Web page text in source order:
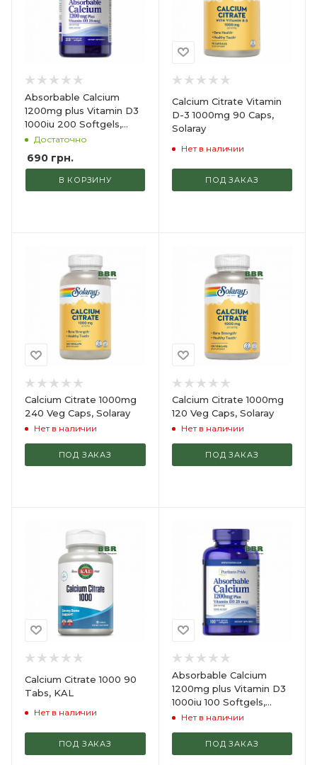
Absorbable Calcium
1200mg plus Vitamin D3
1000iu 200 Softgels,
Puritans Pride
Достаточно
690 грн.
В КОРЗИНУ
Calcium Citrate Vitamin
D-3 1000mg 90 Caps,
Solaray
Нет в наличии
ПОД ЗАКАЗ
Calcium Citrate 1000mg
240 Veg Caps, Solaray
Нет в наличии
ПОД ЗАКАЗ
Calcium Citrate 1000mg
120 Veg Caps, Solaray
Нет в наличии
ПОД ЗАКАЗ
Calcium Citrate 1000 90
Tabs, KAL
Нет в наличии
ПОД ЗАКАЗ
Absorbable Calcium
1200mg plus Vitamin D3
1000iu 100 Softgels,
Puritans Pride
Нет в наличии
ПОД ЗАКАЗ